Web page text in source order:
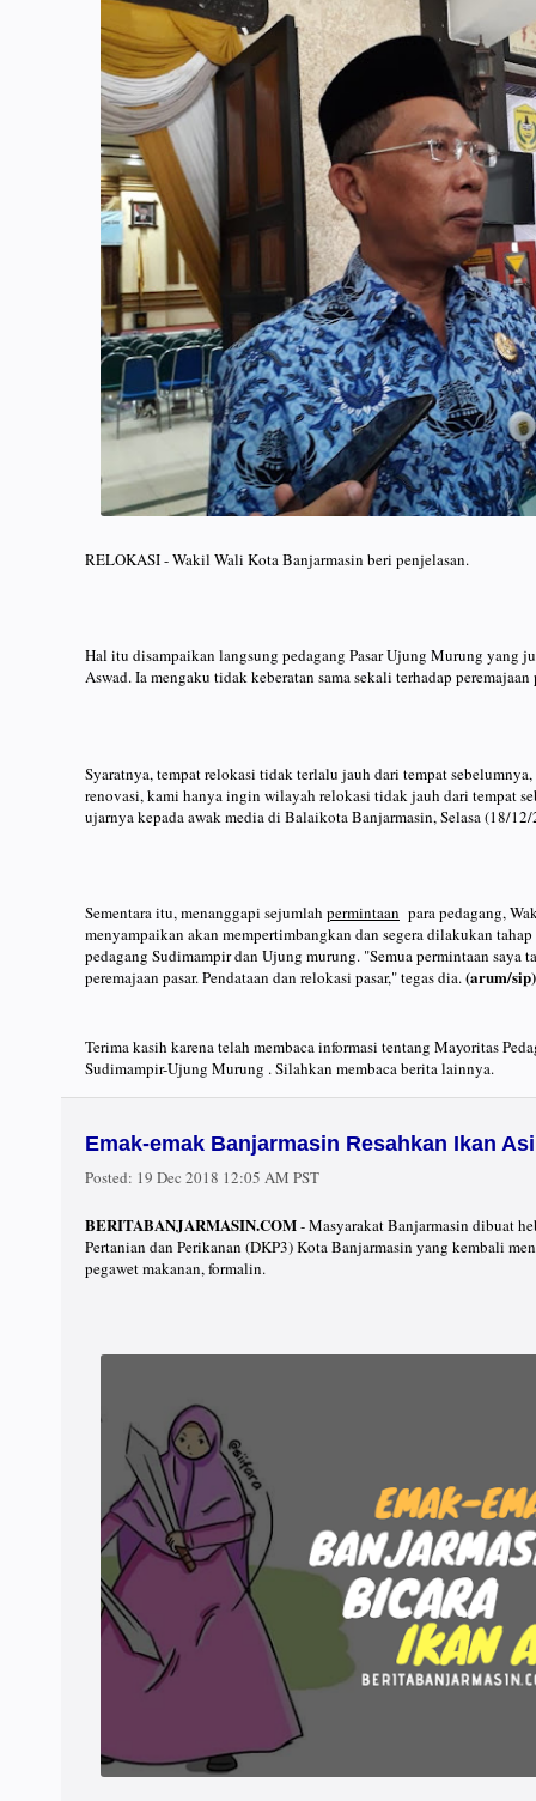
RELOKASI - Wakil Wali Kota Banjarmasin beri penjelasan.
Hal itu disampaikan langsung pedagang Pasar Ujung Murung yang
Aswad. Ia mengaku tidak keberatan sama sekali terhadap peremajaan
Syaratnya, tempat relokasi tidak terlalu jauh dari tempat
renovasi, kami hanya ingin wilayah relokasi tidak jauh dari tempat
ujarnya kepada awak media di Balaikota Banjarmasin, Selasa (18/
Sementara itu, menanggapi sejumlah permintaan para pedagang,
menyampaikan akan mempertimbangkan dan segera dilakukan
pedagang Sudimampir dan Ujung murung. "Semua permintaan saya
peremajaan pasar. Pendataan dan relokasi pasar," tegas dia.(arum/
Terima kasih karena telah membaca informasi tentang Mayoritas
Sudimampir-Ujung Murung . Silahkan membaca berita lainnya.
Emak-emak Banjarmasin Resahkan Ikan
Posted: 19 Dec 2018 12:05 AM PST
BERITABANJARMASIN.COM- Masyarakat Banjarmasin dibuat
Pertanian dan Perikanan (DKP3) Kota Banjarmasin yang kembali
pegawet makanan, formalin.